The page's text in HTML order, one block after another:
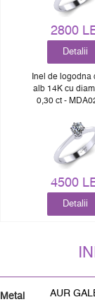
2800
Detalii
Inel de logodna
alb 14K cu
0,30 ct -
4500
Detalii
Metal AUR